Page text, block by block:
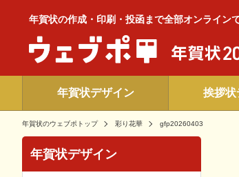
年賀状の作成・印刷・投函まで全部オンライン
年賀状デザイン 挨拶状
年賀状のウェブポトップ 彩り花華 gfp20260403
年賀状デザイン